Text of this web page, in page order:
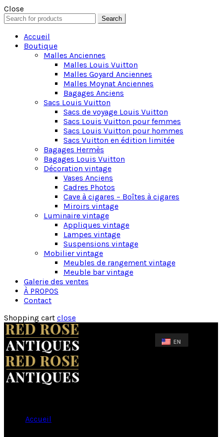
Close
Search
for:
Search
Accueil
Boutique
Malles Anciennes
Malles Louis Vuitton
Malles Goyard Anciennes
Malles Moynat Anciennes
Bagages Anciens
Sacs Louis Vuitton
Sacs de voyage Louis Vuitton
Sacs Louis Vuitton pour femmes
Sacs Louis Vuitton pour hommes
Sacs Vuitton en édition limitée
Bagages Hermès
Bagages Louis Vuitton
Décoration vintage
Vases Anciens
Cadres Photos
Cave à cigares – Boîtes à cigares
Miroirs vintage
Luminaire vintage
Appliques vintage
Lampes vintage
Suspensions vintage
Mobilier vintage
Meubles de rangement vintage
Meuble bar vintage
Galerie des ventes
À PROPOS
Contact
Shopping cart close
Accueil